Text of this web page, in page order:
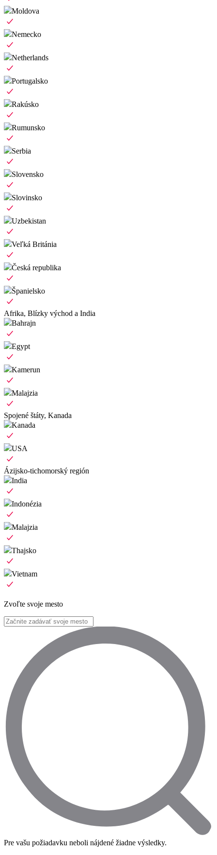
Moldova
Nemecko
Netherlands
Portugalsko
Rakúsko
Rumunsko
Serbia
Slovensko
Slovinsko
Uzbekistan
Veľká Británia
Česká republika
Španielsko
Afrika, Blízky východ a India
Bahrajn
Egypt
Kamerun
Malajzia
Spojené štáty, Kanada
Kanada
USA
Ázijsko-tichomorský región
India
Indonézia
Malajzia
Thajsko
Vietnam
Zvoľte svoje mesto
Pre vašu požiadavku neboli nájdené žiadne výsledky.